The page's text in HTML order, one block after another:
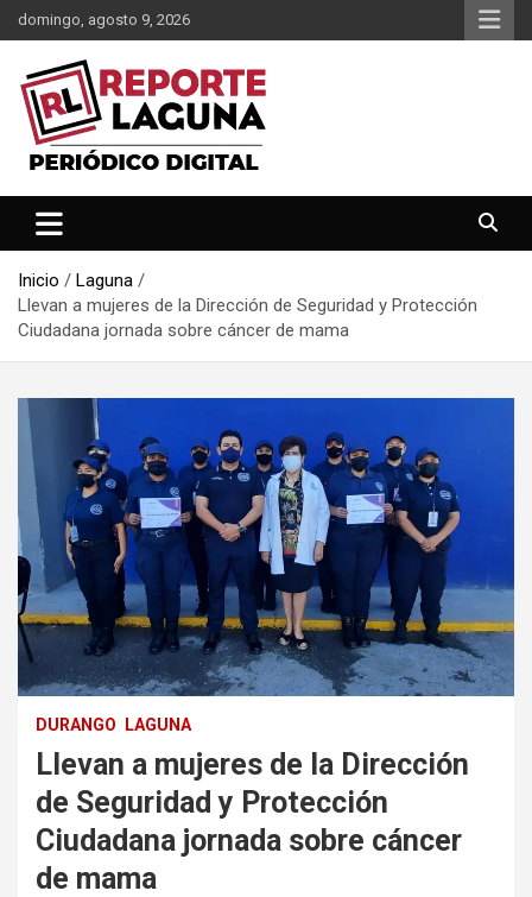
Saltar
al
contenido
domingo, agosto 9, 2026
Reporte Laguna
Inicio
Laguna
Llevan a mujeres de la Dirección de Seguridad y Protección
Ciudadana jornada sobre cáncer de mama
DURANGO LAGUNA
Llevan a mujeres de la Dirección
de Seguridad y Protección
Ciudadana jornada sobre cáncer
de mama